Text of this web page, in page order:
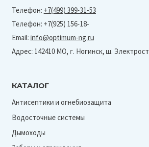
Телефон: +7(499) 399-31-53
Телефон: +7(925) 156-18-
Email: info@optimum-ng.ru
Адрес: 142410 МО, г. Ногинск, ш.
КАТАЛОГ
Антисептики и огнебиозащита
Водосточные системы
Дымоходы